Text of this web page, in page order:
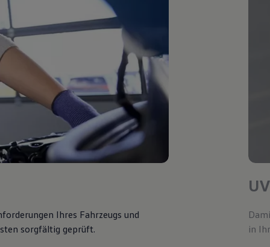
Ihres Fahrzeugs und
sorgfältig geprüft.
in